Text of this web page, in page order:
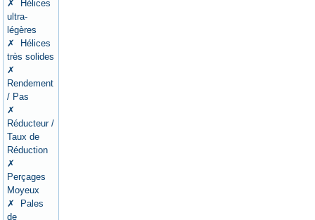
✗ Hélices
ultra-
légères
✗ Hélices
très solides
✗
Rendement
/ Pas
✗
Réducteur /
Taux de
Réduction
✗
Perçages
Moyeux
✗ Pales
de